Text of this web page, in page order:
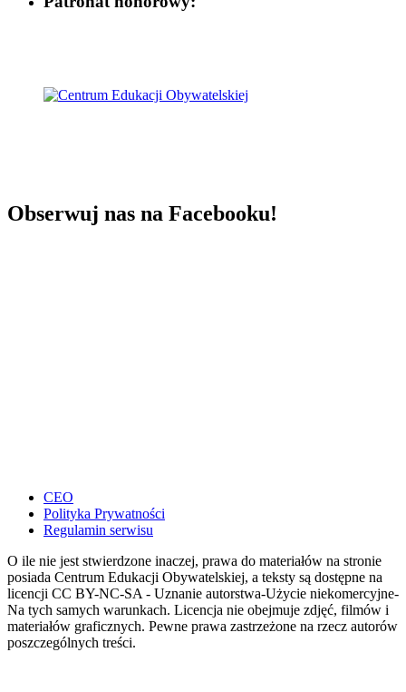
Obserwuj nas na Facebooku!
CEO
Polityka Prywatności
Regulamin serwisu
O ile nie jest stwierdzone inaczej, prawa do materiałów na stronie
posiada Centrum Edukacji Obywatelskiej, a teksty są dostępne na
licencji CC BY-NC-SA - Uznanie autorstwa-Użycie niekomercyjne-
Na tych samych warunkach. Licencja nie obejmuje zdjęć, filmów i
materiałów graficznych. Pewne prawa zastrzeżone na rzecz autorów
poszczególnych treści.